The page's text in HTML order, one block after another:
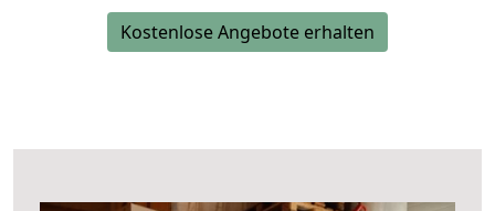
Kostenlose Angebote erhalten